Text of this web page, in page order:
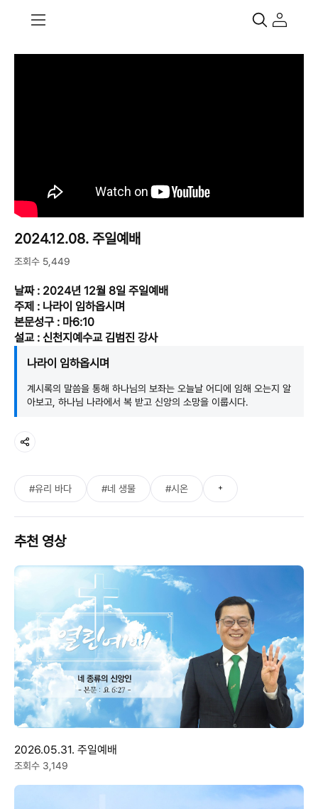
2024.12.08. 주일예배
조회수 5,449
날짜 : 2024년 12월 8일 주일예배
주제 : 나라이 임하옵시며
본문성구 : 마6:10
설교 : 신천지예수교 김범진 강사
나라이 임하옵시며
계시록의 말씀을 통해 하나님의 보좌는 오늘날 어디에 임해 오는지 알
아보고, 하나님 나라에서 복 받고 신앙의 소망을 이룹시다.
#유리 바다 #네 생물 #시온 +
추천 영상
2026.05.31. 주일예배
조회수 3,149